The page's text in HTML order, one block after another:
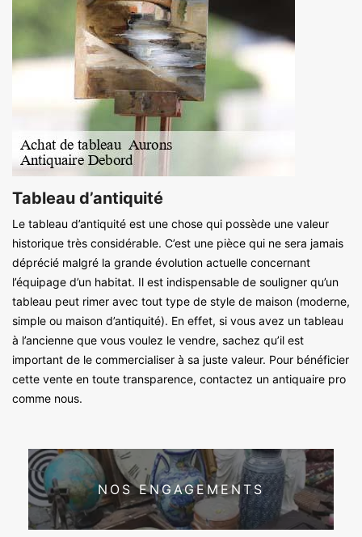
Tableau d’antiquité
Le tableau d’antiquité est une chose qui possède une valeur
historique très considérable. C’est une pièce qui ne sera jamais
déprécié malgré la grande évolution actuelle concernant
l’équipage d’un habitat. Il est indispensable de souligner qu’un
tableau peut rimer avec tout type de style de maison (moderne,
simple ou maison d’antiquité). En effet, si vous avez un tableau
à l’ancienne que vous voulez le vendre, sachez qu’il est
important de le commercialiser à sa juste valeur. Pour bénéficier
cette vente en toute transparence, contactez un antiquaire pro
comme nous.
NOS ENGAGEMENTS